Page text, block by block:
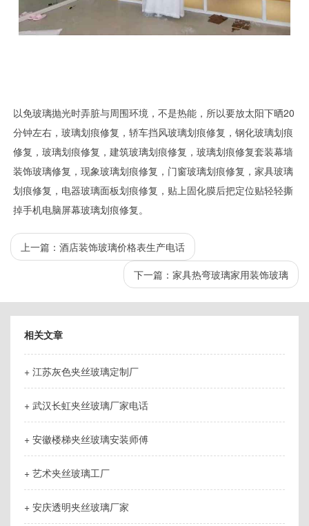
以免玻璃抛光时弄脏与周围环境，不是热能，所以要放太阳下晒20
分钟左右，玻璃划痕修复，轿车挡风玻璃划痕修复，钢化玻璃划痕
修复，玻璃划痕修复，建筑玻璃划痕修复，玻璃划痕修复套装幕墙
装饰玻璃修复，现象玻璃划痕修复，门窗玻璃划痕修复，家具玻璃
划痕修复，电器玻璃面板划痕修复，贴上固化膜后把定位贴轻轻撕
掉手机电脑屏幕玻璃划痕修复。
上一篇： 酒店装饰玻璃价格表生产电话
下一篇： 家具热弯玻璃家用装饰玻璃
相关文章
+ 江苏灰色夹丝玻璃定制厂
+ 武汉长虹夹丝玻璃厂家电话
+ 安徽楼梯夹丝玻璃安装师傅
+ 艺术夹丝玻璃工厂
+ 安庆透明夹丝玻璃厂家